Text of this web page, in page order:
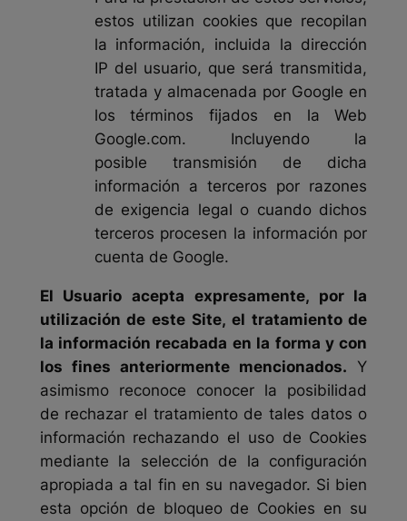
estos utilizan cookies que recopilan
la información, incluida la dirección
IP del usuario, que será transmitida,
tratada y almacenada por Google en
los términos fijados en la Web
Google.com. Incluyendo la
posible transmisión de dicha
información a terceros por razones
de exigencia legal o cuando dichos
terceros procesen la información por
cuenta de Google.
El Usuario acepta expresamente, por la
utilización de este Site, el tratamiento de
la información recabada en la forma y con
los fines anteriormente mencionados. Y
asimismo reconoce conocer la posibilidad
de rechazar el tratamiento de tales datos o
información rechazando el uso de Cookies
mediante la selección de la configuración
apropiada a tal fin en su navegador. Si bien
esta opción de bloqueo de Cookies en su